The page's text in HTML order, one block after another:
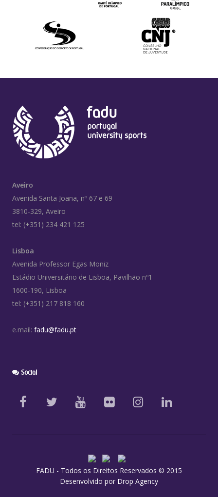
Aveiro
Avenida Santa Joana, nº 67 e 69
3810-329, Aveiro
tel: (+351) 234 421 125
Lisboa
Avenida Professor Egas Moniz
Estádio Universitário de Lisboa, Pavilhão nº1
1600-190, Lisboa
tel: (+351) 217 818 160
e.mail: fadu@fadu.pt
Social
FADU - Todos os Direitos Reservados © 2015
Desenvolvido por Drop Agency